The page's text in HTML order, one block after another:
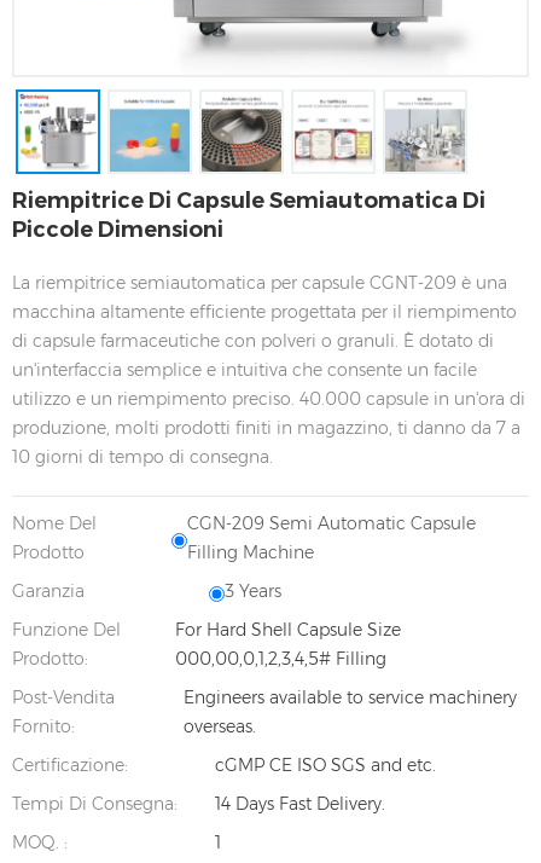
Riempitrice Di Capsule Semiautomatica Di
Piccole Dimensioni
La riempitrice semiautomatica per capsule CGNT-209 è una
macchina altamente efficiente progettata per il riempimento
di capsule farmaceutiche con polveri o granuli. È dotato di
un'interfaccia semplice e intuitiva che consente un facile
utilizzo e un riempimento preciso. 40.000 capsule in un'ora di
produzione, molti prodotti finiti in magazzino, ti danno da 7 a
10 giorni di tempo di consegna.
Nome Del
Prodotto
CGN-209 Semi Automatic Capsule
Filling Machine
Garanzia
3 Years
Funzione Del
Prodotto:
For Hard Shell Capsule Size
000,00,0,1,2,3,4,5# Filling
Post-Vendita
Fornito:
Engineers available to service machinery
overseas.
Certificazione:
cGMP CE ISO SGS and etc.
Tempi Di Consegna:
14 Days Fast Delivery.
MOQ. :
1